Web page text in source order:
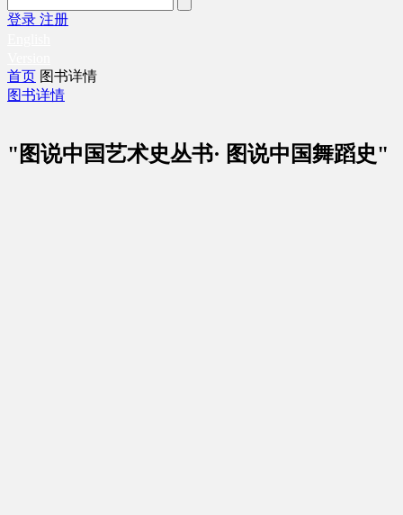
登录 注册
首页 图书详情
图书详情
"图说中国艺术史丛书· 图说中国舞蹈史"